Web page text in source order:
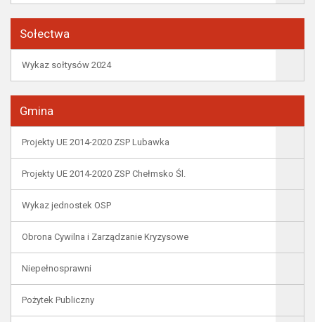
Sołectwa
Wykaz sołtysów 2024
Gmina
Projekty UE 2014-2020 ZSP Lubawka
Projekty UE 2014-2020 ZSP Chełmsko Śl.
Wykaz jednostek OSP
Obrona Cywilna i Zarządzanie Kryzysowe
Niepełnosprawni
Pożytek Publiczny